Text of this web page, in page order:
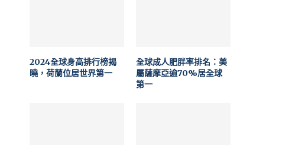
2024全球身高排行榜揭
曉，荷蘭位居世界第一
全球成人肥胖率排名：美
屬薩摩亞逾70%居全球
第一